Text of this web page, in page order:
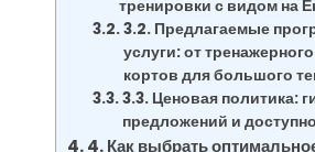
тренировки с видом на
3.2. Предлагаемые
услуги: от
кортов для большого
3.3. Ценовая политика:
предложений и
4. Как выбрать